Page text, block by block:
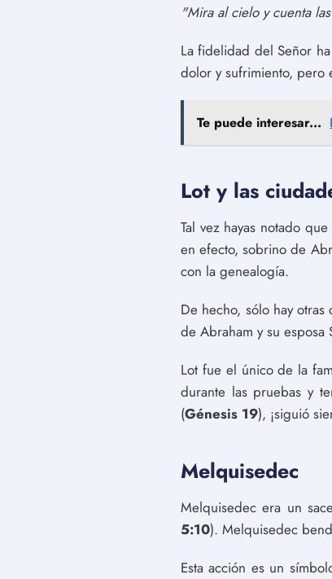
"Mira al cielo y cuenta
La fidelidad del Señor
dolor y sufrimiento, pero
Te puede interesar...
Lot y las
Tal vez hayas notado
en efecto, sobrino de
con la genealogía.
De hecho, sólo hay otras
de Abraham y su
Lot fue el único de la
durante las pruebas y
(Génesis 19), ¡siguió
Melquisedec
Melquisedec era un
5:10). Melquisedec
Esta acción es un